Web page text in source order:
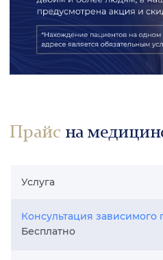
Прайс на
Услуга
Консультация зависимого
Бесплатно